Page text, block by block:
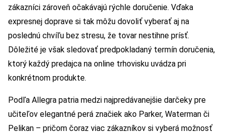
zákazníci zároveň očakávajú rýchle doručenie. Vďaka
expresnej doprave si tak môžu dovoliť vyberať aj na
poslednú chvíľu bez stresu, že tovar nestihne prísť.
Dôležité je však sledovať predpokladaný termín doručenia,
ktorý každý predajca na online trhovisku uvádza pri
konkrétnom produkte.
Podľa Allegra patria medzi najpredávanejšie darčeky pre
učiteľov elegantné perá značiek ako Parker, Waterman či
Pelikan – pričom čoraz viac zákazníkov si vyberá možnosť